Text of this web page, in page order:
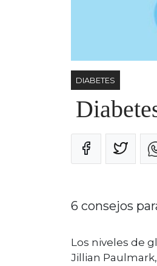
DIABETES
6 consejos
Los niveles de
Jillian